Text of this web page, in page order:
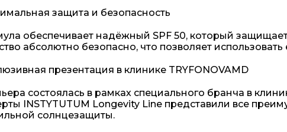
защита и безопасность
обеспечивает надёжный SPF 50, который
абсолютно безопасно, что позволяет
презентация в клинике TRYFONOVAMD
состоялась в рамках специального бранча в
INSTYTUTUM Longevity Line представили все
солнцезащиты.